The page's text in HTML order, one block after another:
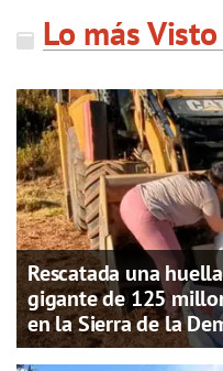
Lo más Visto
Rescatada una
gigante de 125
en la Sierra de la